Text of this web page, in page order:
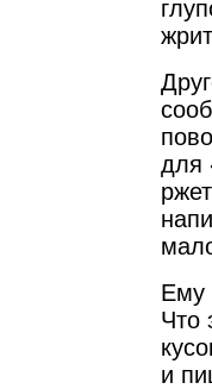
для
Ему
Что
и